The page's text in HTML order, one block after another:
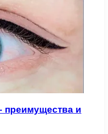
преимущества и